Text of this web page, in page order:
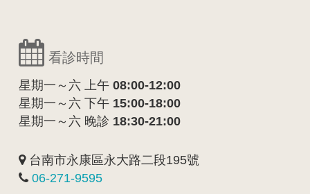
看診時間
星期一～六 上午 08:00-12:00
星期一～六 下午 15:00-18:00
星期一～六 晚診 18:30-21:00
台南市永康區永大路二段195號
06-271-9595